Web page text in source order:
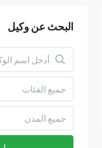
البحث عن وكيل
جميع الفئات
جميع المدن